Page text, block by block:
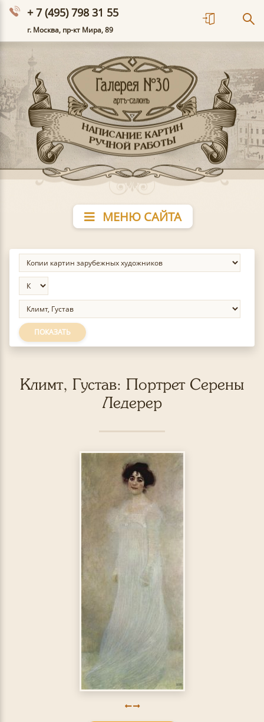
+ 7 (495) 798 31 55
г. Москва, пр-кт Мира, 89
МЕНЮ САЙТА
ПОКАЗАТЬ
Климт, Густав: Портрет Серены
Ледерер